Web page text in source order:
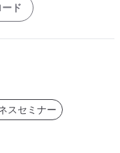
ド
スセミナー